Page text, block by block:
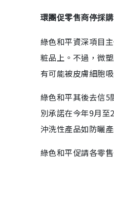
環團促零售商停採購
綠色和平資深項目
粧品上。不過，微
有可能被皮膚細胞
綠色和平其後去信5
別承諾在今年9月
沖洗性產品如防曬
綠色和平促請各零